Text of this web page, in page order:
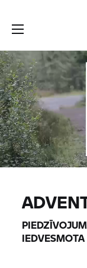
IEDVESMOTA